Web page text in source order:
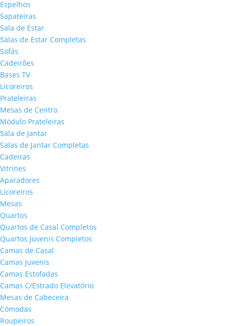
Espelhos
Sapateiras
Sala de Estar
Salas de Estar Completas
Sofás
Cadeirões
Bases TV
Licoreiros
Prateleiras
Mesas de Centro
Módulo Prateleiras
Sala de Jantar
Salas de Jantar Completas
Cadeiras
Vitrines
Aparadores
Licoreiros
Mesas
Quartos
Quartos de Casal Completos
Quartos Juvenis Completos
Camas de Casal
Camas Juvenis
Camas Estofadas
Camas C/Estrado Elevatório
Mesas de Cabeceira
Cómodas
Roupeiros